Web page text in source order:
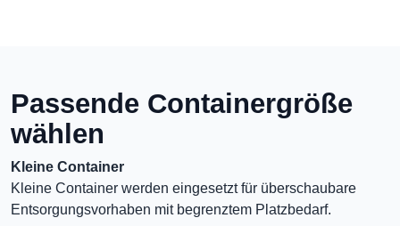
Passende Containergröße
wählen
Kleine Container
Kleine Container werden eingesetzt für überschaubare
Entsorgungsvorhaben mit begrenztem Platzbedarf.